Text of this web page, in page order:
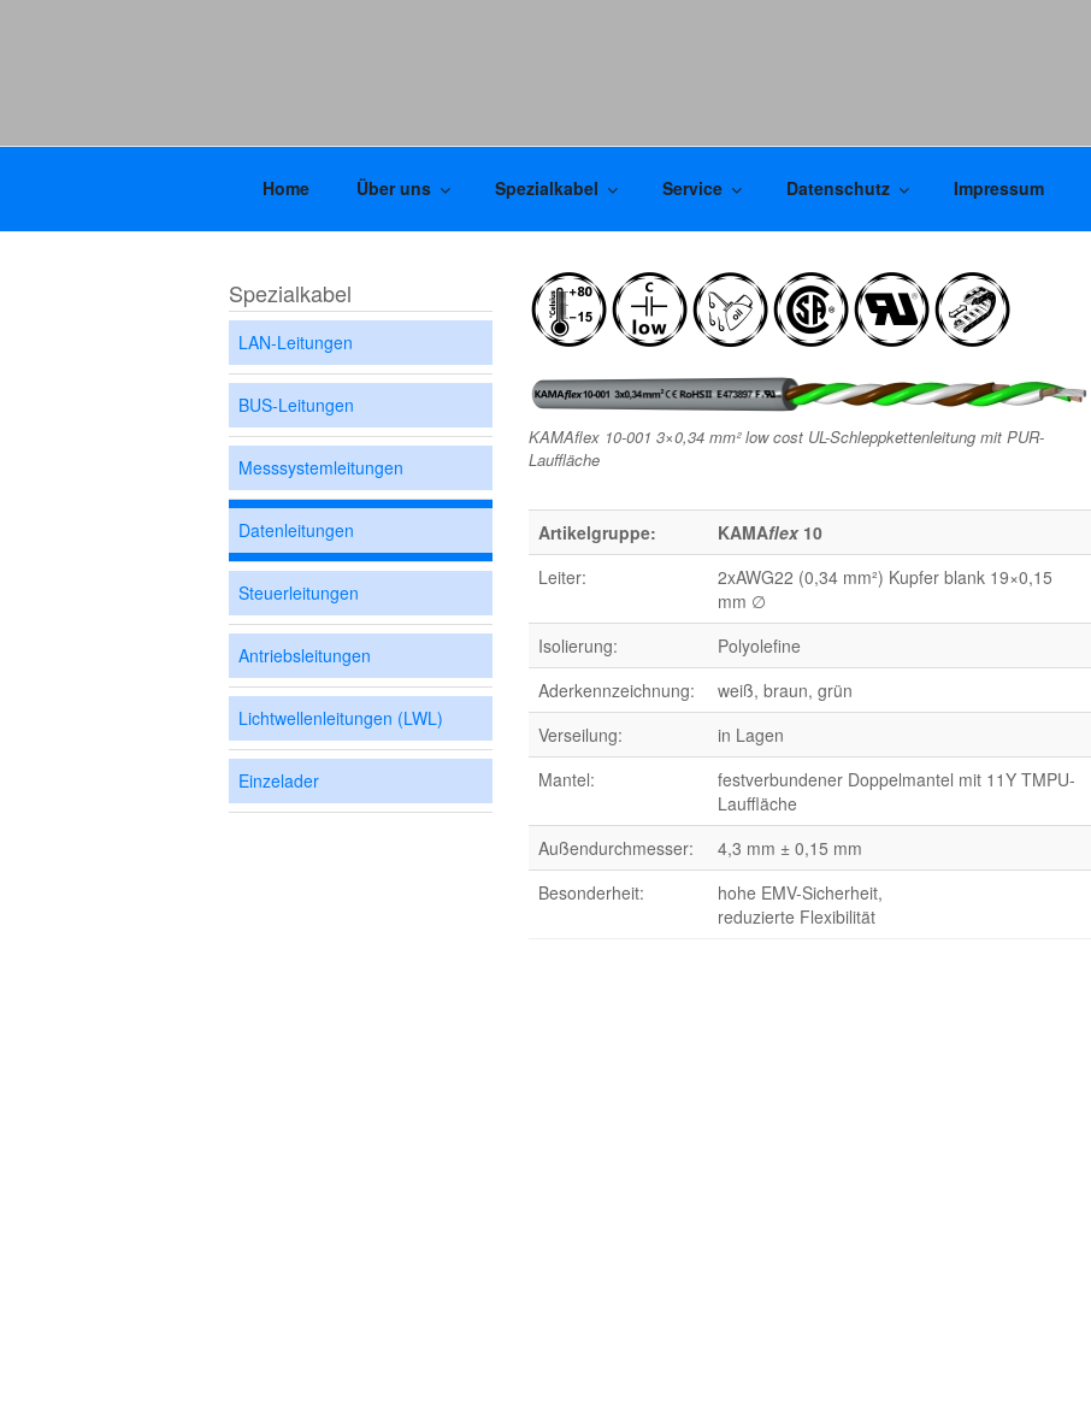
Home Über uns Spezialkabel Service Datenschutz Impressum
Spezialkabel
LAN-Leitungen
BUS-Leitungen
Messsystemleitungen
Datenleitungen
Steuerleitungen
Antriebsleitungen
Lichtwellenleitungen (LWL)
Einzelader
KAMAflex 10-001 3×0,34 mm² low cost UL-Schleppkettenleitung mit PUR-
Lauffläche
Artikelgruppe: KAMAflex10
Leiter:
2xAWG22 (0,34 mm²) Kupfer blank 19×0,15
mm ∅
Isolierung:
Polyolefine
Aderkennzeichnung:
weiß, braun, grün
Verseilung:
in Lagen
Mantel:
festverbundener Doppelmantel mit 11Y TMPU-
Lauffläche
Außendurchmesser:
4,3 mm ± 0,15 mm
Besonderheit:
hohe EMV-Sicherheit,
reduzierte Flexibilität